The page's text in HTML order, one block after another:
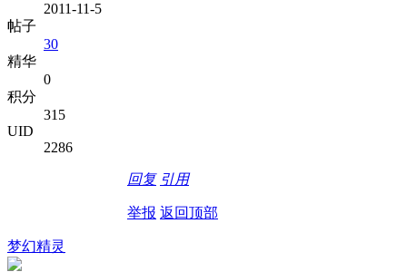
2011-11-5
帖子
30
精华
0
积分
315
UID
2286
回复 引用
举报 返回顶部
梦幻精灵